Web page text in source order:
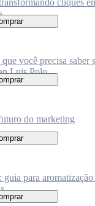
cliques
você precisa saber
Luis Polo
do marketing
para aromatização